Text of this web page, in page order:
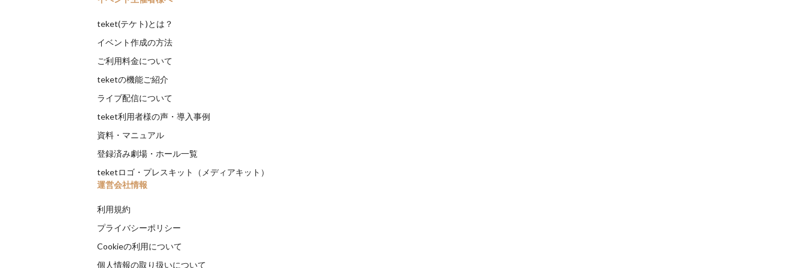
teket(テケト)とは？
イベント作成の方法
ご利用料金について
teketの機能ご紹介
ライブ配信について
teket利用者様の声・導入事例
資料・マニュアル
登録済み劇場・ホール一覧
teketロゴ・プレスキット（メディアキット）
運営会社情報
利用規約
プライバシーポリシー
Cookieの利用について
個人情報の取り扱いについて